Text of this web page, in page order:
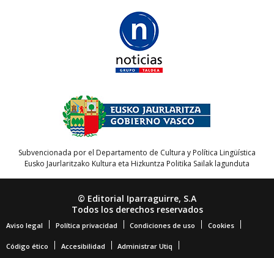
Subvencionada por el Departamento de Cultura y Política Lingüística
Eusko Jaurlaritzako Kultura eta Hizkuntza Politika Sailak lagunduta
© Editorial Iparraguirre, S.A
Todos los derechos reservados
Aviso legal Política privacidad Condiciones de uso Cookies
Código ético Accesibilidad Administrar Utiq